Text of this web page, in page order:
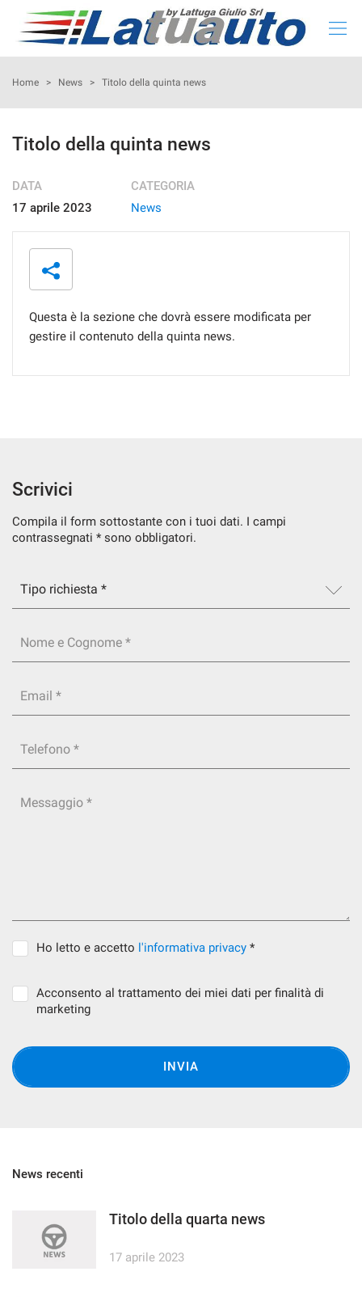
HOME
CONFIGURA LA TUA AUTO
ASSISTENZA
CONTATTI
NEWS
Home > News > Titolo della quinta news
Titolo della quinta news
DATA
17 aprile 2023
CATEGORIA
News
Questa è la sezione che dovrà essere modificata per
gestire il contenuto della quinta news.
Scrivici
Compila il form sottostante con i tuoi dati. I campi
contrassegnati * sono obbligatori.
Nome e Cognome *
Email *
Telefono *
Messaggio *
Ho letto e accetto l'informativa privacy *
Acconsento al trattamento dei miei dati per finalità di
marketing
INVIA
News recenti
Titolo della quarta news
17 aprile 2023